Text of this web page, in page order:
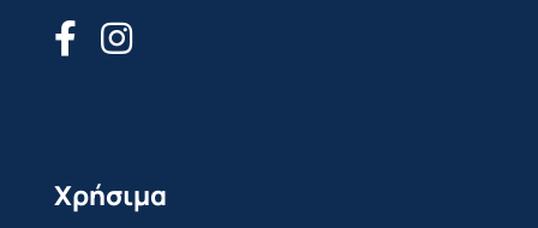
Χρήσιμα